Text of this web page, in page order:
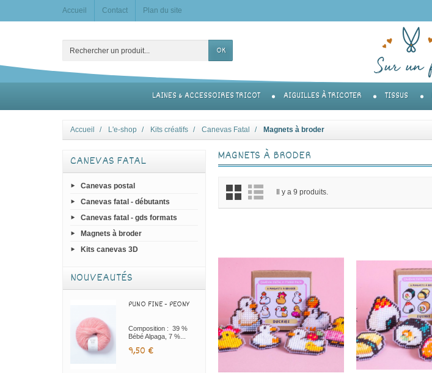
Accueil Contact Plan du site
OK
LAINES & ACCESSOIRES TRICOT AIGUILLES À TRICOTER TISSUS
Accueil L'e-shop Kits créatifs Canevas Fatal Magnets à broder
CANEVAS FATAL
Canevas postal
Canevas fatal - débutants
Canevas fatal - gds formats
Magnets à broder
Kits canevas 3D
NOUVEAUTÉS
PUNO FINE - PEONY
Composition : 39 %
Bébé Alpaga, 7 %...
9,50 €
MAGNETS À BRODER
Il y a 9 produits.